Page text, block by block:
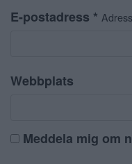
E-postadress *
Webbplats
Meddela mig om